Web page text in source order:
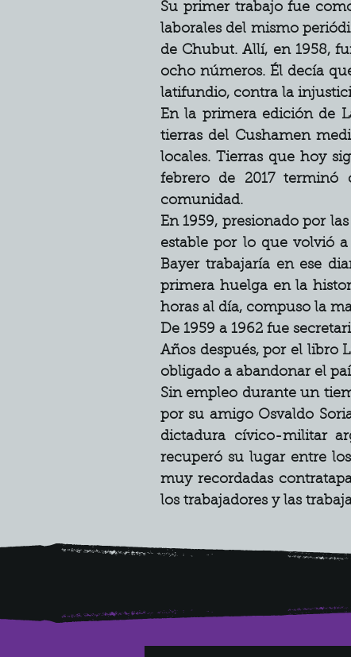
Su primer trabajo fue
laborales del mismo
de Chubut. Allí, en 1958,
ocho números. Él decía
latifundio, contra la
En la primera edición de
tierras del Cushamen
locales. Tierras que hoy
febrero de 2017 terminó
comunidad.
En 1959, presionado por
estable por lo que volvió
Bayer trabajaría en ese
primera huelga en la
horas al día, compuso la
De 1959 a 1962 fue
Años después, por el libro
obligado a abandonar el
Sin empleo durante un
por su amigo Osvaldo
dictadura cívico-militar
recuperó su lugar entre
muy recordadas
los trabajadores y las